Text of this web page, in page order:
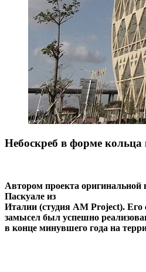
Небоскреб в форме
Автором проекта
Паскуале из
Италии (студия AM Project).
замысел был успешно
в конце минувшего года на